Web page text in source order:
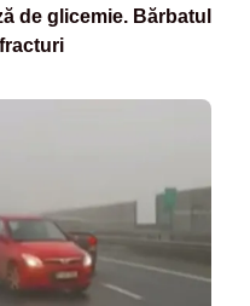
de glicemie. Bărbatul